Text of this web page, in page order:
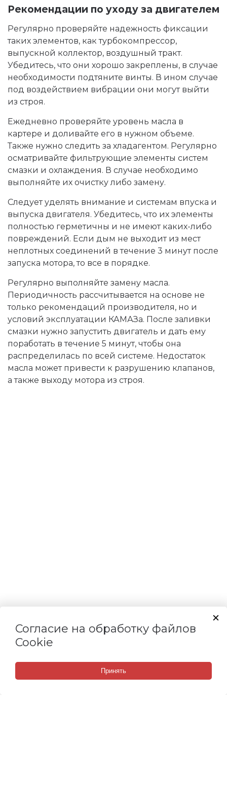
Рекомендации по уходу за двигателем
Регулярно проверяйте надежность фиксации
таких элементов, как турбокомпрессор,
выпускной коллектор, воздушный тракт.
Убедитесь, что они хорошо закреплены, в случае
необходимости подтяните винты. В ином случае
под воздействием вибрации они могут выйти
из строя.
Ежедневно проверяйте уровень масла в
картере и доливайте его в нужном объеме.
Также нужно следить за хладагентом. Регулярно
осматривайте фильтрующие элементы систем
смазки и охлаждения. В случае необходимо
выполняйте их очистку либо замену.
Следует уделять внимание и системам впуска и
выпуска двигателя. Убедитесь, что их элементы
полностью герметичны и не имеют каких-либо
повреждений. Если дым не выходит из мест
неплотных соединений в течение 3 минут после
запуска мотора, то все в порядке.
Регулярно выполняйте замену масла.
Периодичность рассчитывается на основе не
только рекомендаций производителя, но и
условий эксплуатации КАМАЗа. После заливки
смазки нужно запустить двигатель и дать ему
поработать в течение 5 минут, чтобы она
распределилась по всей системе. Недостаток
масла может привести к разрушению клапанов,
а также выходу мотора из строя.
Согласие на обработку файлов
Cookie
Принять